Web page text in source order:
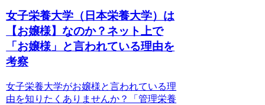
女子栄養大学（日本栄養大学）は
【お嬢様】なのか？ネット上で
「お嬢様」と言われている理由を
考察
女子栄養大学がお嬢様と言われている理
由を知りたくありませんか？「管理栄養